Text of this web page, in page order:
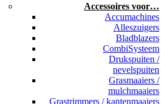
Accessoires voor…
Accumachines
Alleszuigers
Bladblazers
CombiSysteem
Drukspuiten /
nevelspuiten
Grasmaaiers /
mulchmaaiers
Grastrimmers / kantenmaaiers